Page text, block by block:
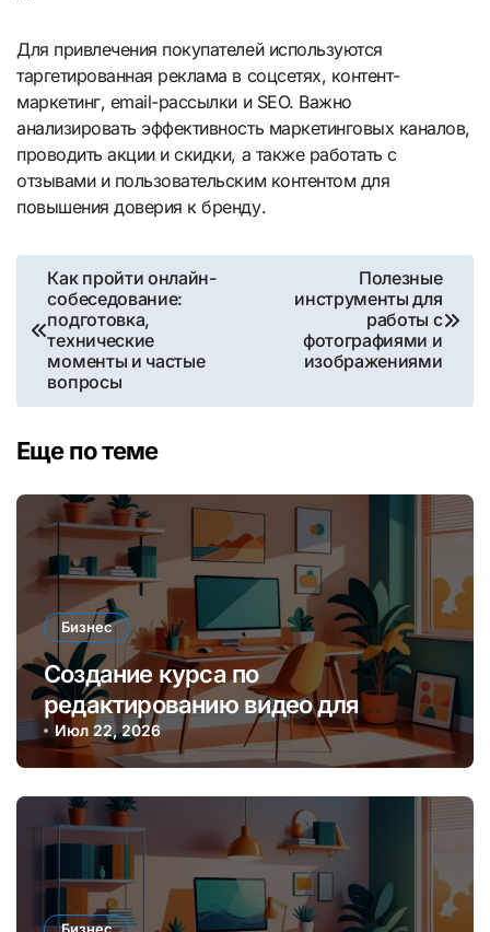
Для привлечения покупателей используются
таргетированная реклама в соцсетях, контент-
маркетинг, email-рассылки и SEO. Важно
анализировать эффективность маркетинговых каналов,
проводить акции и скидки, а также работать с
отзывами и пользовательским контентом для
повышения доверия к бренду.
Навигация
по
записям
Как пройти онлайн-
собеседование:
подготовка,
технические
моменты и частые
вопросы
Полезные
инструменты для
работы с
фотографиями и
изображениями
Еще по теме
Бизнес
Создание курса по
редактированию видео для
начинающих блогеров и платформ
онлайн-обучения
Июл 22, 2026
Бизнес